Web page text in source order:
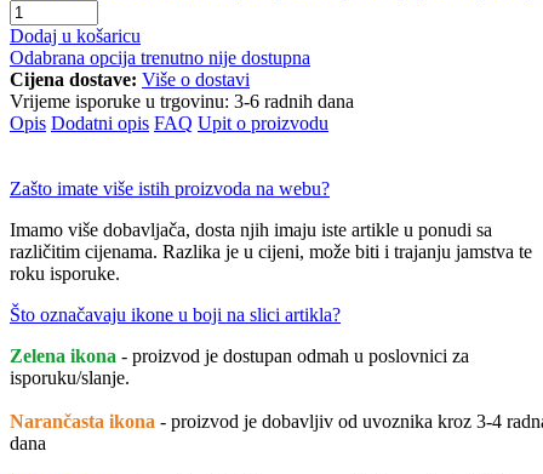
Dodaj u košaricu
Odabrana opcija trenutno nije dostupna
Cijena dostave: Više o dostavi
Vrijeme isporuke u trgovinu: 3-6 radnih dana
Opis Dodatni opis FAQ Upit o proizvodu
Zašto imate više istih proizvoda na webu?
Imamo više dobavljača, dosta njih imaju iste artikle u ponudi sa
različitim cijenama. Razlika je u cijeni, može biti i trajanju jamstva te
roku isporuke.
Što označavaju ikone u boji na slici artikla?
Zelena ikona - proizvod je dostupan odmah u poslovnici za
isporuku/slanje.
Narančasta ikona - proizvod je dobavljiv od uvoznika kroz 3-4
dana